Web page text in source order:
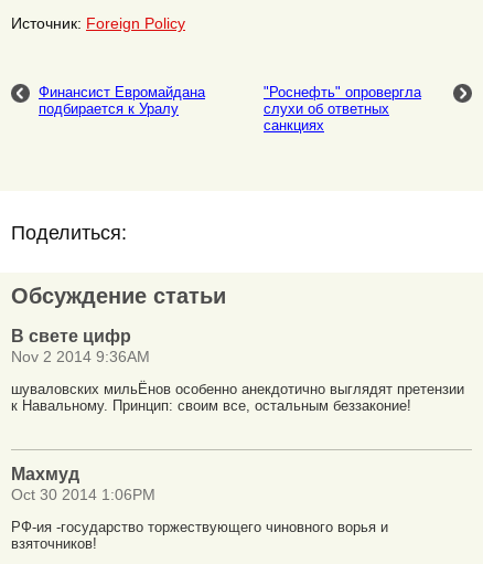
Источник: Foreign Policy
Финансист Евромайдана
подбирается к Уралу
"Роснефть" опровергла
слухи об ответных
санкциях
Поделиться:
Обсуждение статьи
В свете цифр
Nov 2 2014 9:36AM
шуваловских мильЁнов особенно анекдотично выглядят претензии
к Навальному. Принцип: своим все, остальным беззаконие!
Махмуд
Oct 30 2014 1:06PM
РФ-ия -государство торжествующего чиновного ворья и
взяточников!